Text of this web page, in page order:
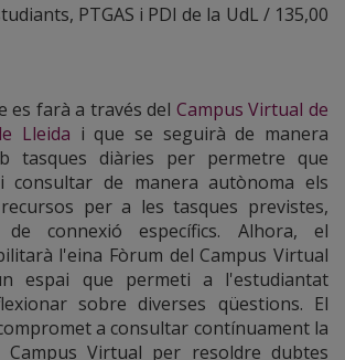
PTGAS i PDI de la UdL / 135,00
es farà a través del Campus Virtual de
Lleida i que se seguirà de manera
tasques diàries per permetre que
consultar de manera autònoma els
per a les tasques previstes,
connexió específics. Alhora, el
l'eina Fòrum del Campus Virtual
espai que permeti a l'estudiantat
sobre diverses qüestions. El
a consultar contínuament la
Campus Virtual per resoldre dubtes